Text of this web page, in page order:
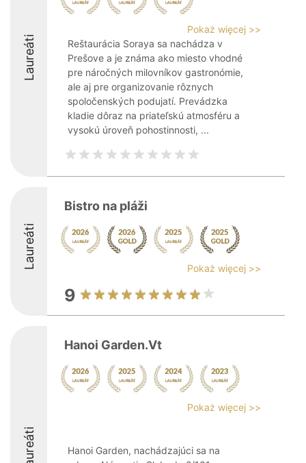
Laureáti
Pokaż więcej >>
Reštaurácia Soraya sa nachádza v
Prešove a je známa ako miesto vhodné
pre náročných milovníkov gastronómie,
ale aj pre organizovanie rôznych
spoločenských podujatí. Prevádzka
kladie dôraz na priateľskú atmosféru a
vysokú úroveň pohostinnosti, ...
Laureáti
Bistro na pláži
Pokaż więcej >>
9
Laureáti
Hanoi Garden.Vt
Pokaż więcej >>
Hanoi Garden, nachádzajúci sa na